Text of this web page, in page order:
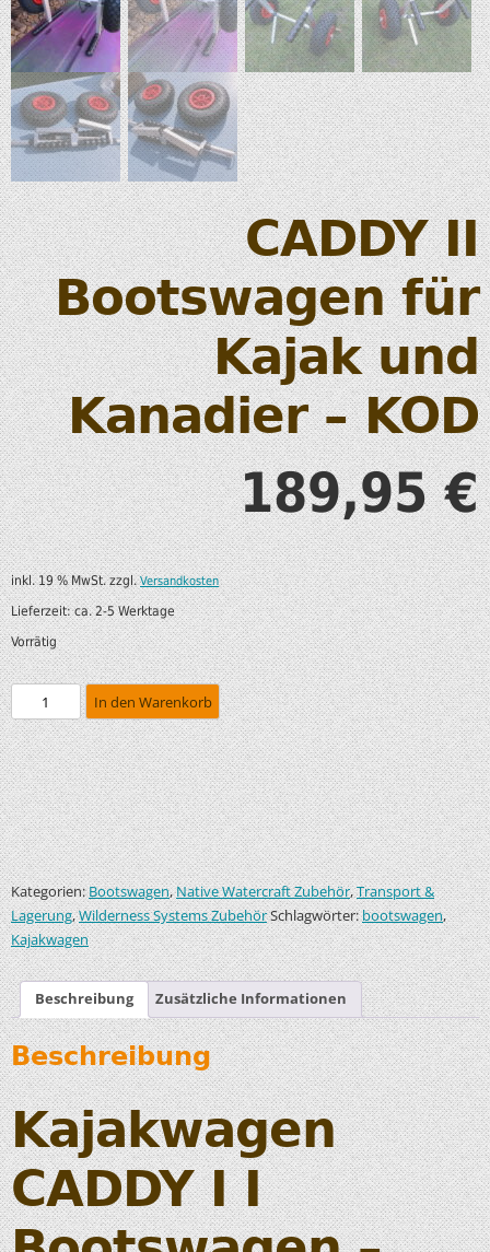
CADDY II
Bootswagen für
Kajak und
Kanadier – KOD
189,95€
inkl. 19 % MwSt. zzgl.Versandkosten
Lieferzeit:ca. 2-5 Werktage
Vorrätig
In den Warenkorb
Kategorien:Bootswagen,Native Watercraft Zubehör,Transport &
Lagerung,Wilderness Systems ZubehörSchlagwörter:bootswagen,
Kajakwagen
Beschreibung Zusätzliche Informationen
Beschreibung
Kajakwagen
CADDY I I